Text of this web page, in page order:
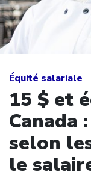
Équité salariale
15 $ et
Canada
selon
le